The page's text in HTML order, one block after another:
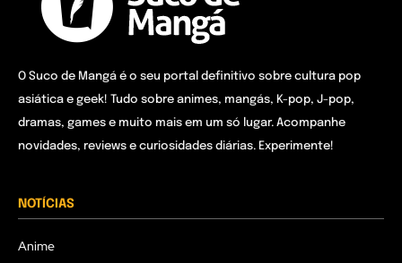
O Suco de Mangá é o seu portal definitivo sobre cultura pop
asiática e geek! Tudo sobre animes, mangás, K-pop, J-pop,
dramas, games e muito mais em um só lugar. Acompanhe
novidades, reviews e curiosidades diárias. Experimente!
NOTÍCIAS
Anime